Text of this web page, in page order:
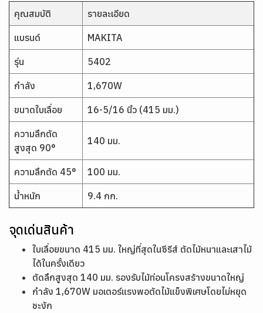
คุณสมบัติ รายละเอียด
แบรนด์ MAKITA
รุ่น 5402
กำลัง 1,670W
ขนาดใบเลื่อย 16-5/16 นิ้ว (415 มม.)
ความลึกตัด
สูงสุด 90°
140 มม.
ความลึกตัด 45° 100 มม.
น้ำหนัก 9.4 กก.
จุดเด่นสินค้า
ใบเลื่อยขนาด 415 มม. ใหญ่ที่สุดในซีรีส์ ตัดไม้หนาและเสาไม้
ได้ในครั้งเดียว
ตัดลึกสูงสุด 140 มม. รองรับไม้ท่อนโครงสร้างขนาดใหญ่
กำลัง 1,670W มอเตอร์แรงพอตัดไม้แข็งพิเศษโดยไม่หยุด
ชะงัก